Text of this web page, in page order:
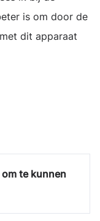
is om door de
dit apparaat
om te kunnen